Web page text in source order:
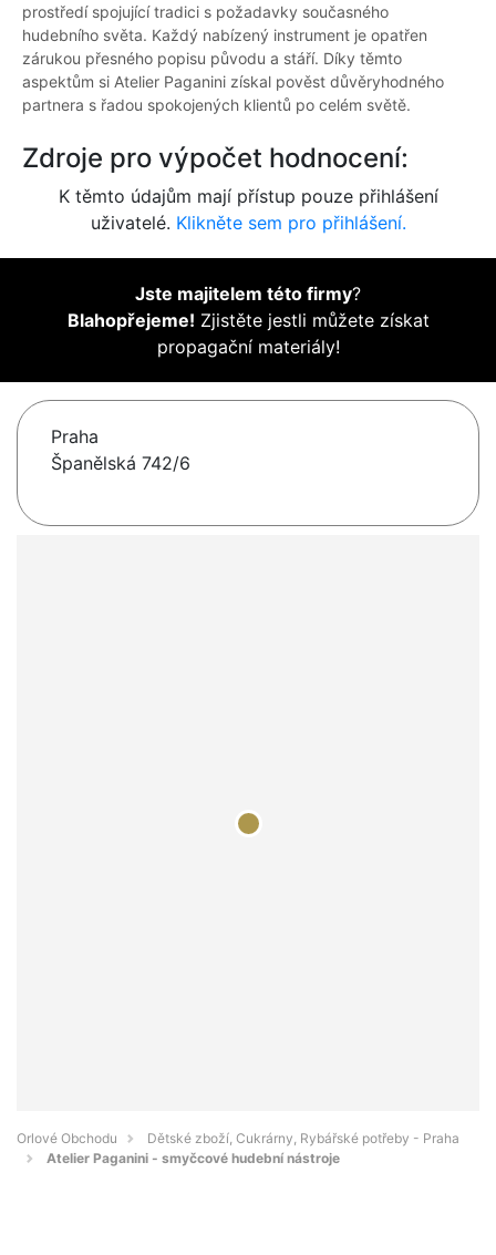
prostředí spojující tradici s požadavky současného
hudebního světa. Každý nabízený instrument je opatřen
zárukou přesného popisu původu a stáří. Díky těmto
aspektům si Atelier Paganini získal pověst důvěryhodného
partnera s řadou spokojených klientů po celém světě.
Zdroje pro výpočet hodnocení:
K těmto údajům mají přístup pouze přihlášení
uživatelé. Klikněte sem pro přihlášení.
Jste majitelem této firmy?
Blahopřejeme! Zjistěte jestli můžete získat
propagační materiály!
Praha
Španělská 742/6
Orlové Obchodu
Dětské zboží, Cukrárny, Rybářské potřeby - Praha
Atelier Paganini - smyčcové hudební nástroje